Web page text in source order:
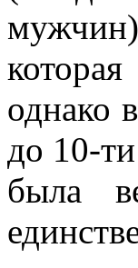
однако
до 10-
была